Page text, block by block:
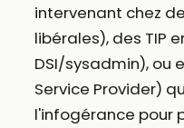
intervenant chez
libérales), des TIP
DSI/sysadmin), ou
Service Provider)
l'infogérance pour